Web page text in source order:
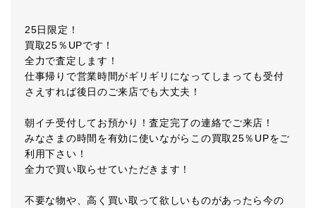
25日限定！
買取25％UPです！
全力で査定します！
仕事帰りで営業時間がギリギリになってしまっても受付
さえすれば後日のご来店でも大丈夫！
朝イチ受付してお預かり！査定完了の連絡でご来店！
みなさまの時間を有効に使いながらこの買取25％UPをご
利用下さい！
全力で買い取らせていただきます！
不要な物や、高く買い取って欲しいものがあったら今の